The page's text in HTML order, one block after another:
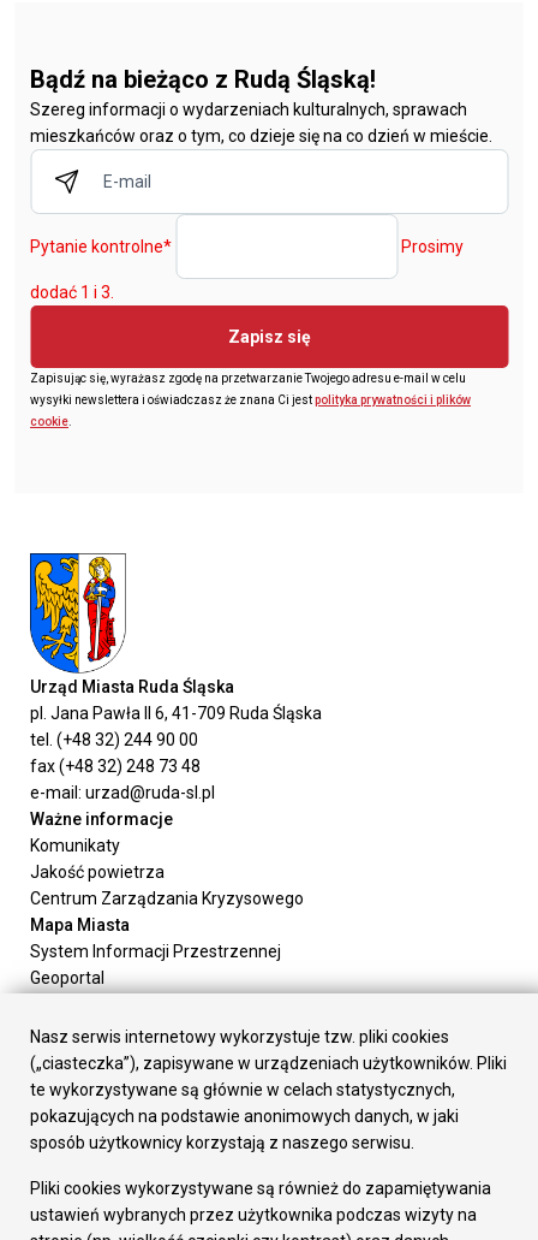
Bądź na bieżąco z Rudą Śląską!
Szereg informacji o wydarzeniach kulturalnych, sprawach
mieszkańców oraz o tym, co dzieje się na co dzień w mieście.
Pytanie kontrolne* Prosimy
dodać 1 i 3.
Zapisz się
Zapisując się, wyrażasz zgodę na przetwarzanie Twojego adresu e-mail w celu
wysyłki newslettera i oświadczasz że znana Ci jestpolityka prywatności i plików
cookie
Urząd Miasta Ruda Śląska
pl. Jana Pawła II 6, 41-709 Ruda Śląska
tel. (+48 32) 244 90 00
fax (+48 32) 248 73 48
e-mail: urzad@ruda-sl.pl
Ważne informacje
Komunikaty
Jakość powietrza
Centrum Zarządzania Kryzysowego
Mapa Miasta
System Informacji Przestrzennej
Geoportal
Załatw sprawę
Prezydent Miasta
Rada Miasta
Wydziały
Elektroniczna Skrzynka Podawcza
Gospodarka
Fundusze europejskie
Nasz serwis internetowy wykorzystuje tzw. pliki cookies
(„ciasteczka”), zapisywane w urządzeniach użytkowników. Pliki
te wykorzystywane są głównie w celach statystycznych,
pokazujących na podstawie anonimowych danych, w jaki
sposób użytkownicy korzystają z naszego serwisu.
Pliki cookies wykorzystywane są również do zapamiętywania
ustawień wybranych przez użytkownika podczas wizyty na